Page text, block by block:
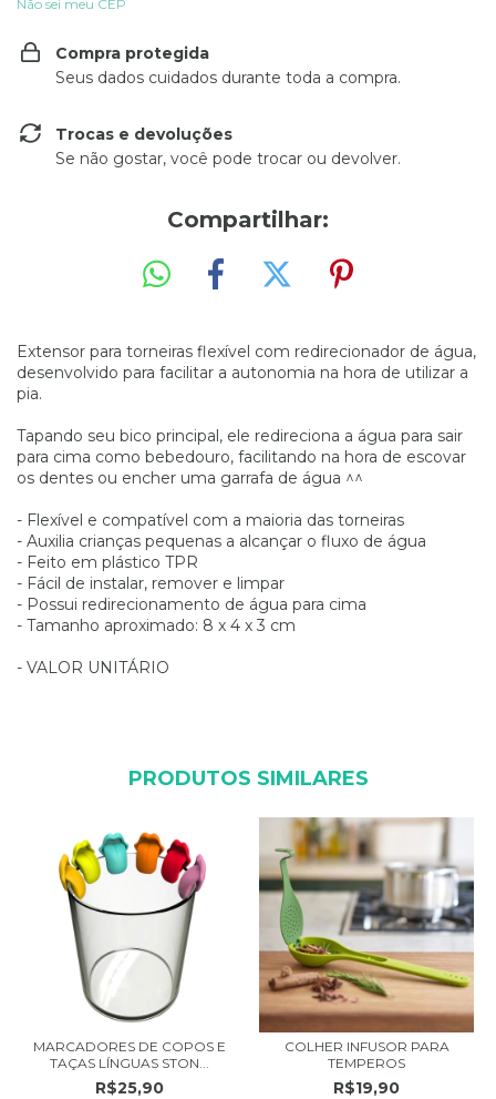
Não sei meu CEP
Compra protegida
Seus dados cuidados durante toda a compra.
Trocas e devoluções
Se não gostar, você pode trocar ou devolver.
Compartilhar:
Extensor para torneiras flexível com redirecionador de água,
desenvolvido para facilitar a autonomia na hora de utilizar a
pia.
Tapando seu bico principal, ele redireciona a água para sair
para cima como bebedouro, facilitando na hora de escovar
os dentes ou encher uma garrafa de água ^^
- Flexível e compatível com a maioria das torneiras
- Auxilia crianças pequenas a alcançar o fluxo de água
- Feito em plástico TPR
- Fácil de instalar, remover e limpar
- Possui redirecionamento de água para cima
- Tamanho aproximado: 8 x 4 x 3 cm
- VALOR UNITÁRIO
PRODUTOS SIMILARES
MARCADORES DE COPOS E
TAÇAS LÍNGUAS STON...
R$25,90
COLHER INFUSOR PARA
TEMPEROS
R$19,90